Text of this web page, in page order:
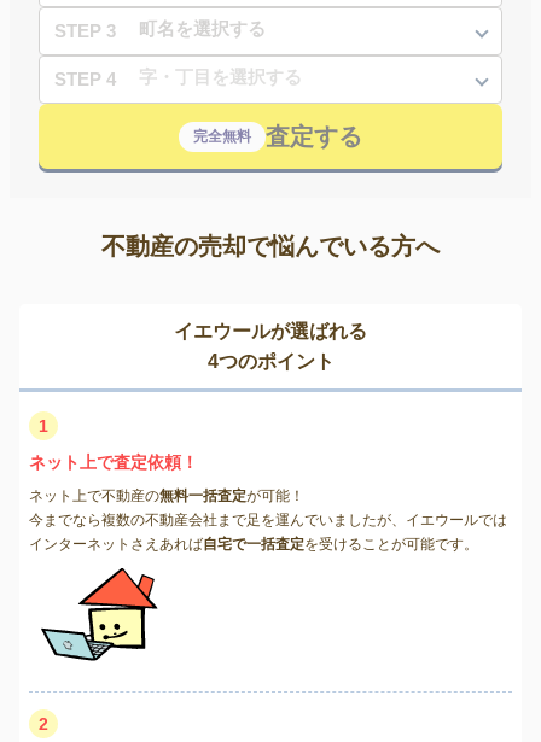
STEP 3
STEP 4
完全無料 査定する
不動産の売却で悩んでいる方へ
イエウールが選ばれる
4つのポイント
1
ネット上で査定依頼！
ネット上で不動産の無料一括査定が可能！
今までなら複数の不動産会社まで足を運んでいましたが、イエウールでは
インターネットさえあれば自宅で一括査定を受けることが可能です。
2